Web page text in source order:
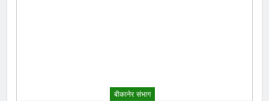
बीकानेर संभाग